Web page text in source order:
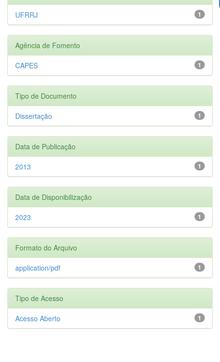
1
UFRRJ
Agência de Fomento
1
CAPES
Tipo de Documento
1
Dissertação
Data de Publicação
1
2013
Data de Disponibilização
1
2023
Formato do Arquivo
1
application/pdf
Tipo de Acesso
1
Acesso Aberto